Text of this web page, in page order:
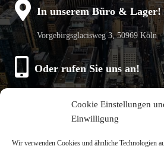
Cookie Einstellungen
Einwilligung
Wir verwenden Cookies und ähnliche Technologien
In unserem Büro & Lager!
Vorgebirgsglacisweg 3, 50969 Köln
Oder rufen Sie uns an!
(+49) 0 172 245 43 59
Mo - Fr, 8:00-17:00 Uhr